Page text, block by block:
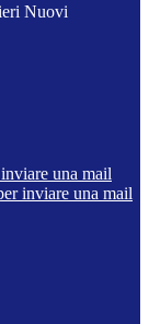
Nuovi
una mail
inviare una mail